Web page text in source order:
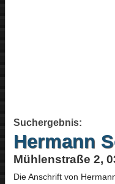
Suchergebnis:
Hermann
Mühlenstraße 2,
Die Anschrift von